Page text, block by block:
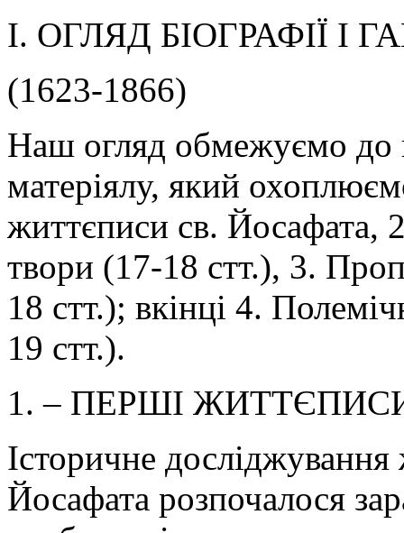
І. ОГЛЯД БІОГРАФІЇ І
(1623-1866)
Наш огляд обмежуємо до
матеріялу, який
життєписи св. Йосафата,
твори (17-18 стт.), 3.
18 стт.); вкінці 4.
19 стт.).
1. – ПЕРШІ
Історичне
Йосафата розпочалося